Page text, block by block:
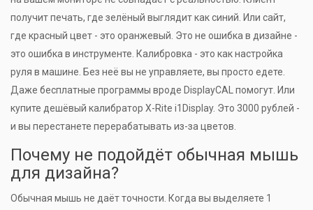
получит печать, где зелёный выглядит как синий. Или сайт,
где красный цвет - это оранжевый. Это не ошибка в дизайне -
это ошибка в инструменте. Калибровка - это как настройка
руля в машине. Без неё вы не управляете, вы просто едете.
Даже бесплатные программы вроде DisplayCAL помогут. Или
купите дешёвый калибратор X-Rite i1Display. Это 3000 рублей -
и вы перестанете перерабатывать из-за цветов.
Почему не подойдёт обычная мышь
для дизайна?
Обычная мышь не даёт точности. Когда вы выделяете 1